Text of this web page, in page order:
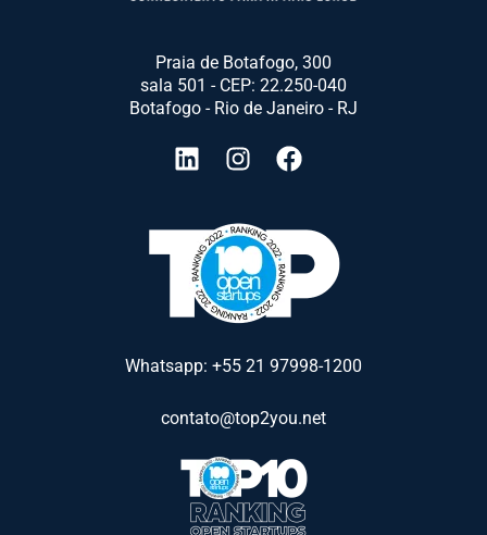
Praia de Botafogo, 300
sala 501 - CEP: 22.250-040
Botafogo - Rio de Janeiro - RJ
Whatsapp: +55 21 97998-1200
contato@top2you.net